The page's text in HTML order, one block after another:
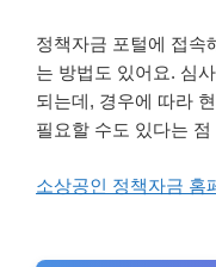
정책자금 포털에 접속
는 방법도 있어요. 심
되는데, 경우에 따라
필요할 수도 있다는
소상공인 정책자금 홈